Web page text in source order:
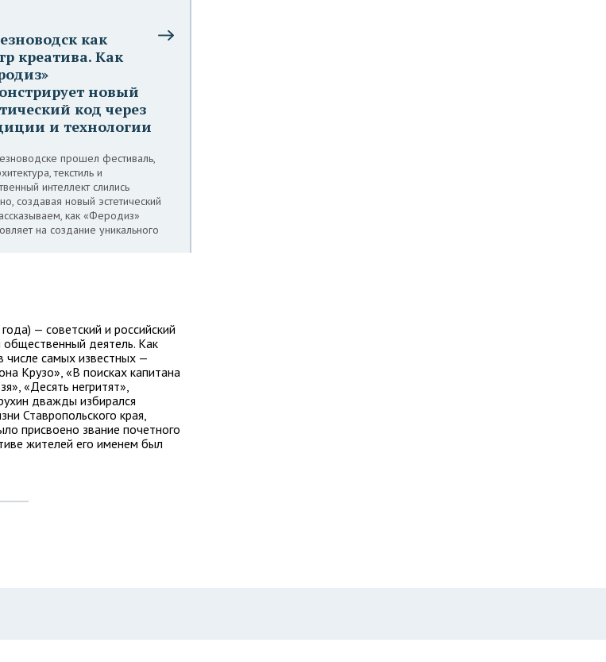
как
креатива. Как
новый
код через
и технологии
прошел фестиваль,
текстиль и
интеллект слились
создавая новый эстетический
как «Феродиз»
на создание уникального
— советский и российский
общественный деятель. Как
числе самых известных —
Крузо», «В поисках капитана
«Десять негритят»,
дважды избирался
Ставропольского края,
присвоено звание почетного
жителей его именем был